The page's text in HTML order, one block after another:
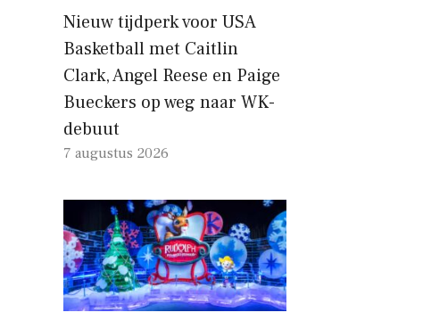
Nieuw tijdperk voor USA
Basketball met Caitlin
Clark, Angel Reese en Paige
Bueckers op weg naar WK-
debuut
7 augustus 2026